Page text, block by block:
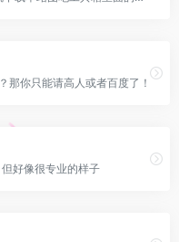
那你只能请高人或者百度了！
好像很专业的样子